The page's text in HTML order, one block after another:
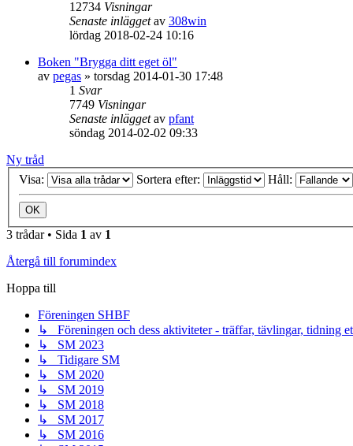
12734 Visningar
Senaste inläggetav 308win
lördag 2018-02-24 10:16
Boken "Brygga ditt eget öl"
av pegas » torsdag 2014-01-30 17:48
1 Svar
7749 Visningar
Senaste inläggetav pfant
söndag 2014-02-02 09:33
Ny tråd
Visa:
Sortera efter: Håll:
3 trådar • Sida 1 av 1
Återgå till forumindex
Hoppa till
Föreningen SHBF
↳ Föreningen och dess aktiviteter - träffar, tävlingar, tidning
↳ SM 2023
↳ Tidigare SM
↳ SM 2020
↳ SM 2019
↳ SM 2018
↳ SM 2017
↳ SM 2016